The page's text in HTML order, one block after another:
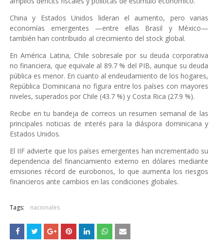
China y Estados Unidos lideran el aumento, pero varias
economías emergentes —entre ellas Brasil y México—
también han contribuido al crecimiento del stock global.
En América Latina, Chile sobresale por su deuda corporativa
no financiera, que equivale al 89.7 % del PIB, aunque su deuda
pública es menor. En cuanto al endeudamiento de los hogares,
República Dominicana no figura entre los países con mayores
niveles, superados por Chile (43.7 %) y Costa Rica (27.9 %).
Recibe en tu bandeja de correos un resumen semanal de las
principales noticias de interés para la diáspora dominicana y
Estados Unidos.
El IIF advierte que los países emergentes han incrementado su
dependencia del financiamiento externo en dólares mediante
emisiones récord de eurobonos, lo que aumenta los riesgos
financieros ante cambios en las condiciones globales.
Tags: nacionales